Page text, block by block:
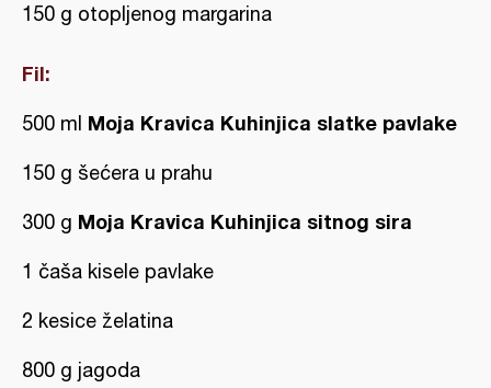
150 g otopljenog margarina
Fil:
500 ml Moja Kravica Kuhinjica slatke pavlake
150 g šećera u prahu
300 g Moja Kravica Kuhinjica sitnog sira
1 čaša kisele pavlake
2 kesice želatina
800 g jagoda